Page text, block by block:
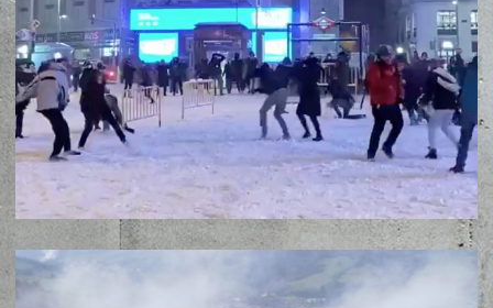
ZENE
MÉDIAAJÁNLAT
IMPRESSZUM
PR-ARCHÍVUM
ADATKEZELÉSI TÁJÉKOZTATÓ